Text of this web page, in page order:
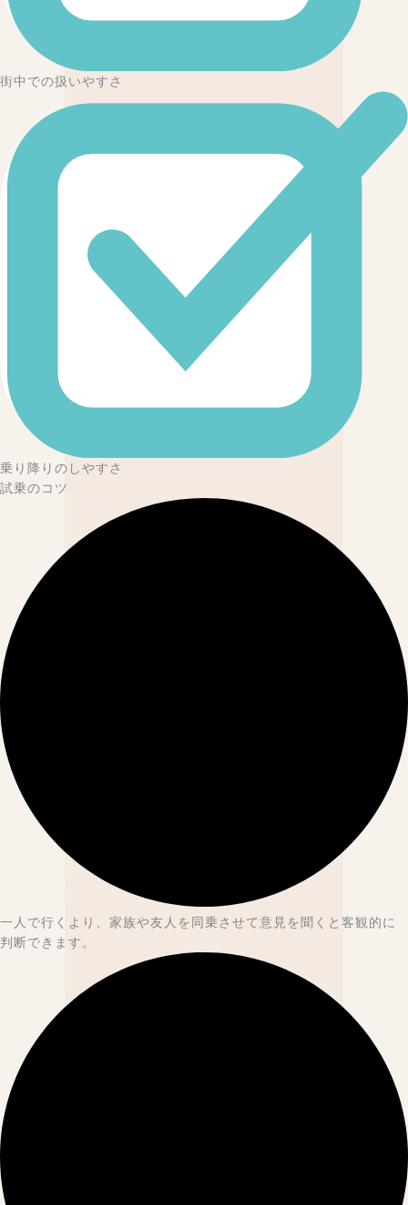
街中での扱いやすさ
乗り降りのしやすさ
試乗のコツ
一人で行くより、家族や友人を同乗させて意見を聞くと客観的に
判断できます。